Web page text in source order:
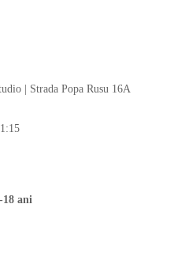
| Strada Popa Rusu 16A
18 ani